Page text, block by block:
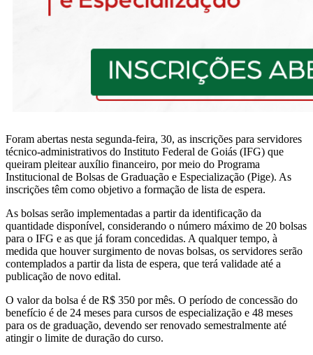
Foram abertas nesta segunda-feira, 30, as inscrições para servidores
técnico-administrativos do Instituto Federal de Goiás (IFG) que
queiram pleitear auxílio financeiro, por meio do Programa
Institucional de Bolsas de Graduação e Especialização (Pige). As
inscrições têm como objetivo a formação de lista de espera.
As bolsas serão implementadas a partir da identificação da
quantidade disponível, considerando o número máximo de 20 bolsas
para o IFG e as que já foram concedidas. A qualquer tempo, à
medida que houver surgimento de novas bolsas, os servidores serão
contemplados a partir da lista de espera, que terá validade até a
publicação de novo edital.
O valor da bolsa é de R$ 350 por mês. O período de concessão do
benefício é de 24 meses para cursos de especialização e 48 meses
para os de graduação, devendo ser renovado semestralmente até
atingir o limite de duração do curso.